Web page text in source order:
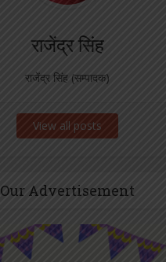
राजेंद्र सिंह
राजेंद्र सिंह (सम्पादक)
View all posts
Our Advertisement